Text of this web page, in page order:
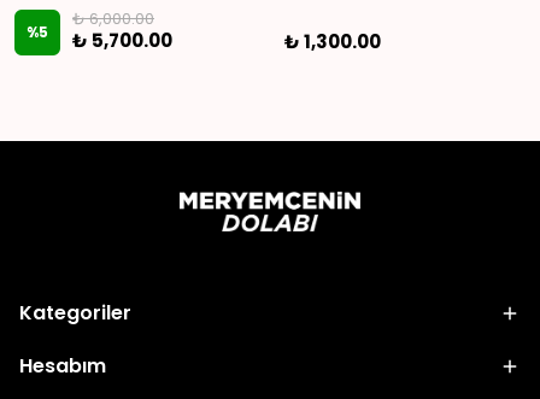
%5
₺ 6,000.00
₺ 5,700.00 ₺ 1,300.00
Kategoriler
Hesabım